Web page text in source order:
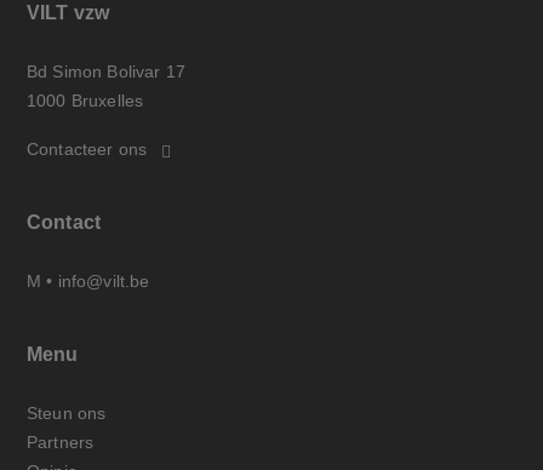
VILT vzw
Bd Simon Bolivar 17
1000 Bruxelles
Contacteer ons
Contact
M • info@vilt.be
Menu
Steun ons
Partners